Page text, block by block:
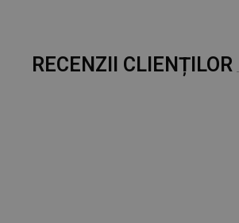
RECENZII CLIENȚILOR